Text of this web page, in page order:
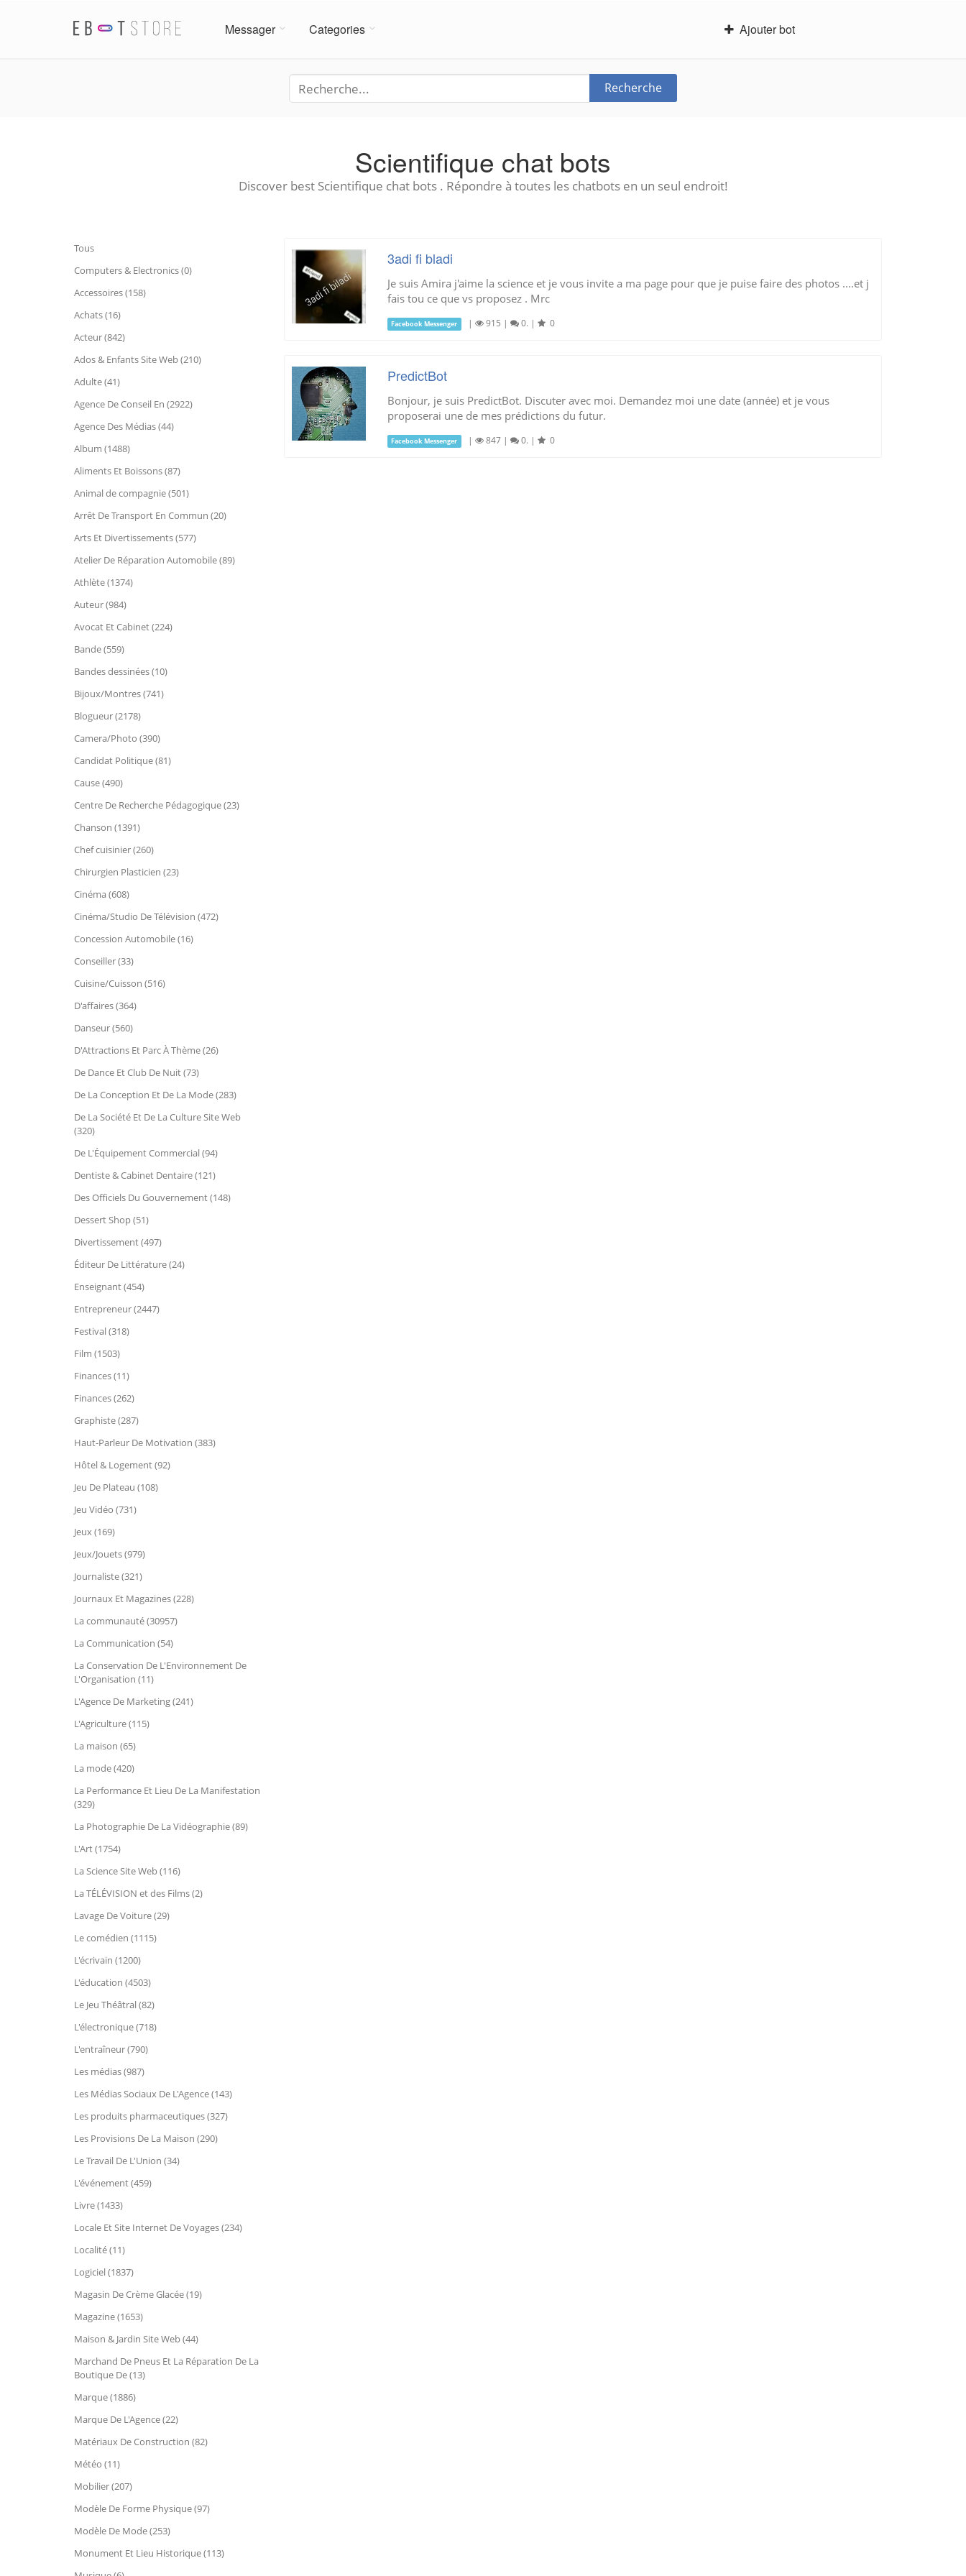
Messager Categories Ajouter bot
Recherche
Scientifique chat bots
Discover best Scientifique chat bots . Répondre à toutes les chatbots en un seul endroit!
Tous
Computers & Electronics (0)
Accessoires (158)
Achats (16)
Acteur (842)
Ados & Enfants Site Web (210)
Adulte (41)
Agence De Conseil En (2922)
Agence Des Médias (44)
Album (1488)
Aliments Et Boissons (87)
Animal de compagnie (501)
Arrêt De Transport En Commun (20)
Arts Et Divertissements (577)
Atelier De Réparation Automobile (89)
Athlète (1374)
Auteur (984)
Avocat Et Cabinet (224)
Bande (559)
Bandes dessinées (10)
Bijoux/Montres (741)
Blogueur (2178)
Camera/Photo (390)
Candidat Politique (81)
Cause (490)
Centre De Recherche Pédagogique (23)
Chanson (1391)
Chef cuisinier (260)
Chirurgien Plasticien (23)
Cinéma (608)
Cinéma/Studio De Télévision (472)
Concession Automobile (16)
Conseiller (33)
Cuisine/Cuisson (516)
D'affaires (364)
Danseur (560)
D'Attractions Et Parc À Thème (26)
De Dance Et Club De Nuit (73)
De La Conception Et De La Mode (283)
De La Société Et De La Culture Site Web
(320)
De L'Équipement Commercial (94)
Dentiste & Cabinet Dentaire (121)
Des Officiels Du Gouvernement (148)
Dessert Shop (51)
Divertissement (497)
Éditeur De Littérature (24)
Enseignant (454)
Entrepreneur (2447)
Festival (318)
Film (1503)
Finances (11)
Finances (262)
Graphiste (287)
Haut-Parleur De Motivation (383)
Hôtel & Logement (92)
Jeu De Plateau (108)
Jeu Vidéo (731)
Jeux (169)
Jeux/Jouets (979)
Journaliste (321)
Journaux Et Magazines (228)
La communauté (30957)
La Communication (54)
La Conservation De L'Environnement De
L'Organisation (11)
L'Agence De Marketing (241)
L'Agriculture (115)
La maison (65)
La mode (420)
La Performance Et Lieu De La Manifestation
(329)
La Photographie De La Vidéographie (89)
L'Art (1754)
La Science Site Web (116)
La TÉLÉVISION et des Films (2)
Lavage De Voiture (29)
Le comédien (1115)
L'écrivain (1200)
L'éducation (4503)
Le Jeu Théâtral (82)
L'électronique (718)
L'entraîneur (790)
Les médias (987)
Les Médias Sociaux De L'Agence (143)
Les produits pharmaceutiques (327)
Les Provisions De La Maison (290)
Le Travail De L'Union (34)
L'événement (459)
Livre (1433)
Locale Et Site Internet De Voyages (234)
Localité (11)
Logiciel (1837)
Magasin De Crème Glacée (19)
Magazine (1653)
Maison & Jardin Site Web (44)
Marchand De Pneus Et La Réparation De La
Boutique De (13)
Marque (1886)
Marque De L'Agence (22)
Matériaux De Construction (82)
Météo (11)
Mobilier (207)
Modèle De Forme Physique (97)
Modèle De Mode (253)
Monument Et Lieu Historique (113)
3adi fi bladi
Je suis Amira j'aime la science et je vous invite a ma page pour que je puise faire des photos ....et j
fais tou ce que vs proposez . Mrc
Facebook Messenger | 915 | 0. | 0
PredictBot
Bonjour, je suis PredictBot. Discuter avec moi. Demandez moi une date (année) et je vous
proposerai une de mes prédictions du futur.
Facebook Messenger | 847| 0. | 0